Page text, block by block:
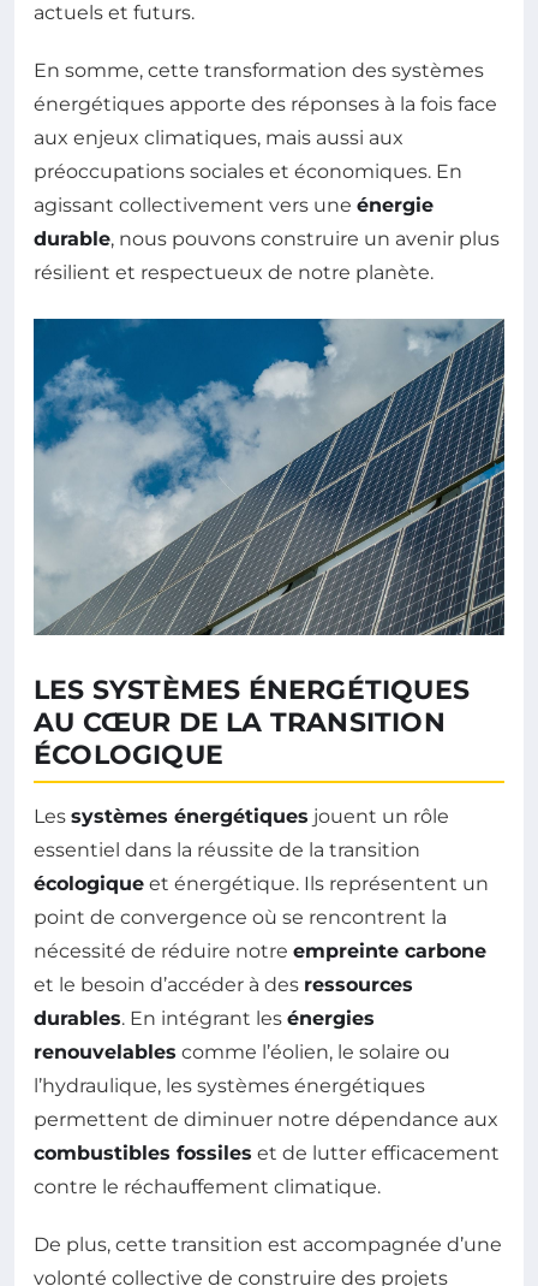
actuels et futurs.
En somme, cette transformation des systèmes
énergétiques apporte des réponses à la fois face
aux enjeux climatiques, mais aussi aux
préoccupations sociales et économiques. En
agissant collectivement vers une énergie
durable, nous pouvons construire un avenir plus
résilient et respectueux de notre planète.
LES SYSTÈMES ÉNERGÉTIQUES
AU CŒUR DE LA TRANSITION
ÉCOLOGIQUE
Les systèmes énergétiques jouent un rôle
essentiel dans la réussite de la transition
écologique et énergétique. Ils représentent un
point de convergence où se rencontrent la
nécessité de réduire notre empreinte carbone
et le besoin d’accéder à des ressources
durables. En intégrant les énergies
renouvelables comme l’éolien, le solaire ou
l’hydraulique, les systèmes énergétiques
permettent de diminuer notre dépendance aux
combustibles fossiles et de lutter efficacement
contre le réchauffement climatique.
De plus, cette transition est accompagnée d’une
volonté collective de construire des projets